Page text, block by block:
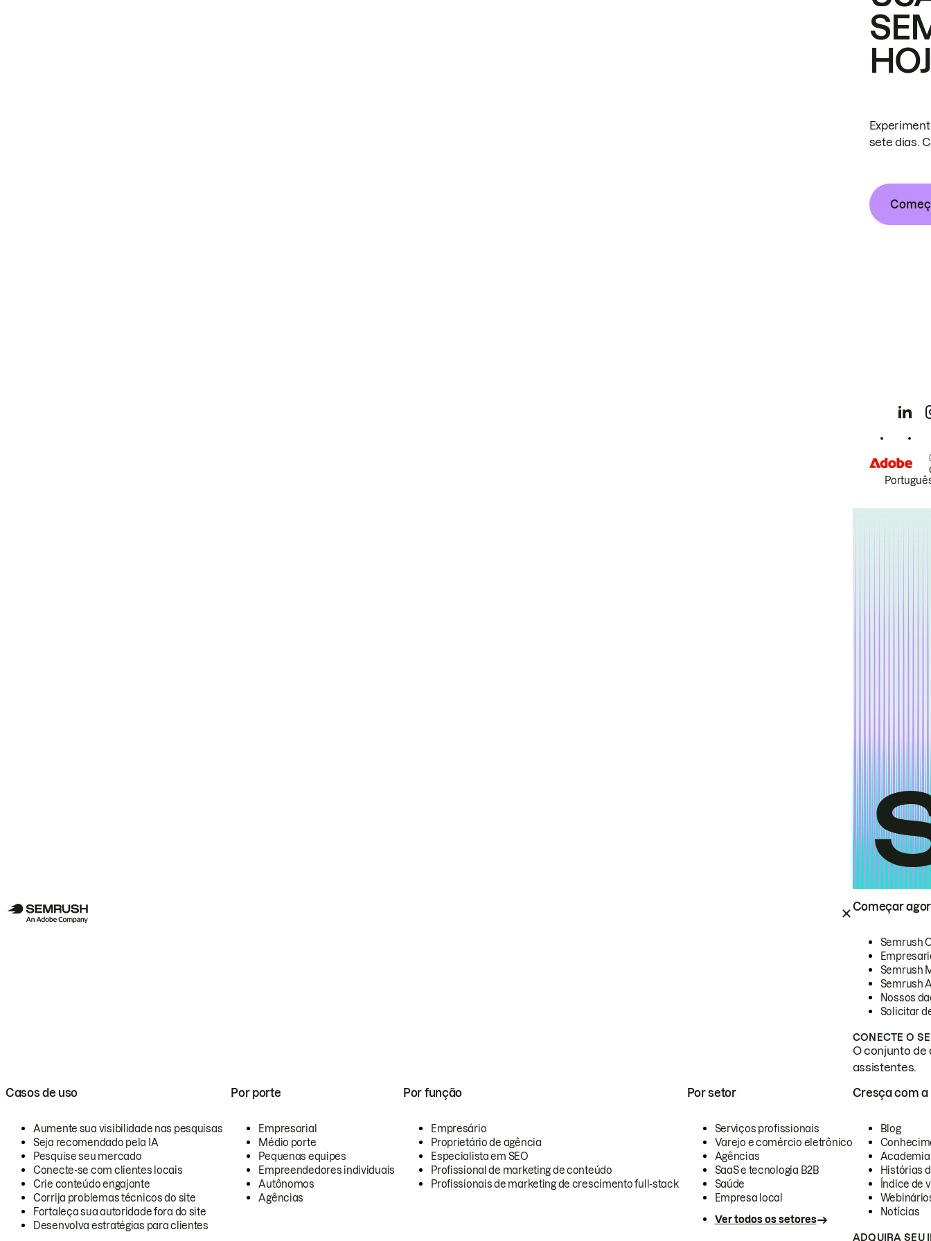
Começar
Semrush
Semrush
Semrush
Nossos
Solicitar
CONECTE O
O conjunto de
assistentes.
Casos de uso
Aumente sua visibilidade nas pesquisas
Seja recomendado pela IA
Pesquise seu mercado
Conecte-se com clientes locais
Crie conteúdo engajante
Corrija problemas técnicos do site
Fortaleça sua autoridade fora do site
Desenvolva estratégias para clientes
Por porte
Empresarial
Médio porte
Pequenas equipes
Empreendedores individuais
Autônomos
Agências
Por função
Empresário
Proprietário de agência
Especialista em SEO
Profissional de marketing de conteúdo
Profissionais de marketing de crescimento full-stack
Por setor
Serviços profissionais
Varejo e comércio eletrônico
Agências
SaaS e tecnologia B2B
Saúde
Empresa local
Ver todos os setores
Cresça com a
Blog
Academia
Histórias
Índice de
Notícias
ADQUIRA SEU
sete dias.